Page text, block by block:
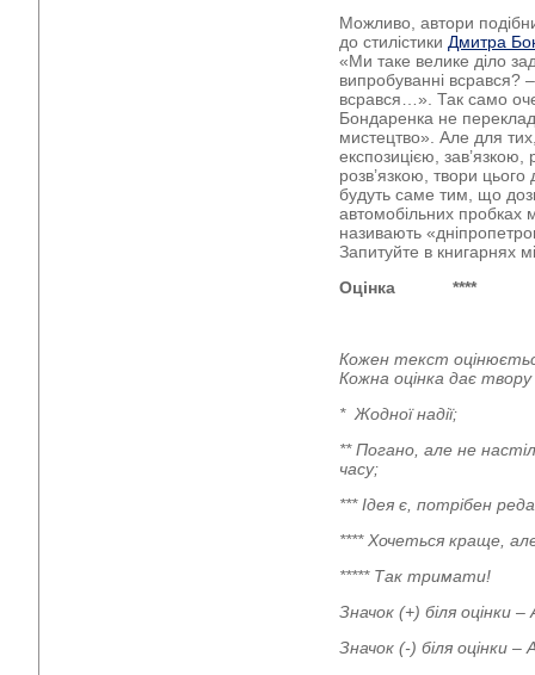
Можливо, автори
до стилістики Дмитра
«Ми таке велике діло
випробуванні всрався?
всрався…». Так само
Бондаренка не
мистецтво». Але для тих,
експозицією, зав’язкою,
розв’язкою, твори
будуть саме тим, що
автомобільних пробках
називають
Запитуйте в книгарнях
Оцінка
****
Кожен текст
Кожна оцінка дає
* Жодної надії;
** Погано, але не
часу;
*** Ідея є, потрібен
**** Хочеться краще,
***** Так тримати!
Значок (+) біля оцінки
Значок (-) біля оцінки